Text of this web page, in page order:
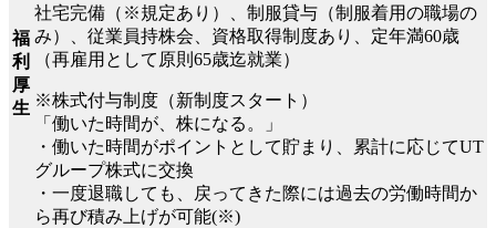
福
利
厚
生
社宅完備（※規定あり）、制服貸与（制服着用の職場の
み）、従業員持株会、資格取得制度あり、定年満60歳
（再雇用として原則65歳迄就業）
※株式付与制度（新制度スタート）
「働いた時間が、株になる。」
・働いた時間がポイントとして貯まり、累計に応じてUT
グループ株式に交換
・一度退職しても、戻ってきた際には過去の労働時間か
ら再び積み上げが可能(※)